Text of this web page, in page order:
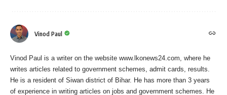
Vinod Paul
Vinod Paul is a writer on the website www.lkonews24.com, where he
writes articles related to government schemes, admit cards, results.
He is a resident of Siwan district of Bihar. He has more than 3 years
of experience in writing articles on jobs and government schemes. He